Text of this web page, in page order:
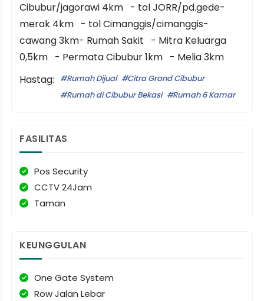
Cibubur/jagorawi 4km - tol JORR/pd.gede-
merak 4km - tol Cimanggis/cimanggis-
cawang 3km- Rumah Sakit - Mitra Keluarga
0,5km - Permata Cibubur 1km - Melia 3km
Hastag:
Rumah Dijual
Citra Grand Cibubur
Rumah di Cibubur Bekasi
Rumah 6 Kamar
FASILITAS
Pos Security
CCTV 24Jam
Taman
KEUNGGULAN
One Gate System
Row Jalan Lebar